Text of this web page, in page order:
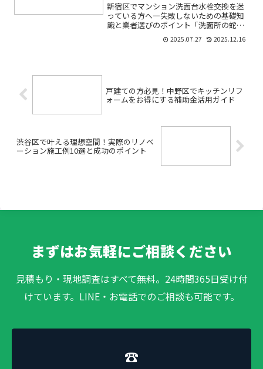
新宿区でマンション洗面台水栓交換を迷
っている方へ―失敗しないための基礎知
識と業者選びのポイント「洗面所の蛇口
から水漏れしている」「古くなって使い
にくいので水栓を新しくしたい」「で
2025.07.27 2025.12.16
戸建ての方必見！中野区でキッチンリフ
ォームをお得にする補助金活用ガイド
渋谷区で叶える理想空間！実際のリノベ
ーション施工例10選と成功のポイント
まずはお気軽にご相談ください
見積もり・現地調査はすべて無料。24時間365日受け付
けています。LINE・お電話でのご相談も可能です。
☎